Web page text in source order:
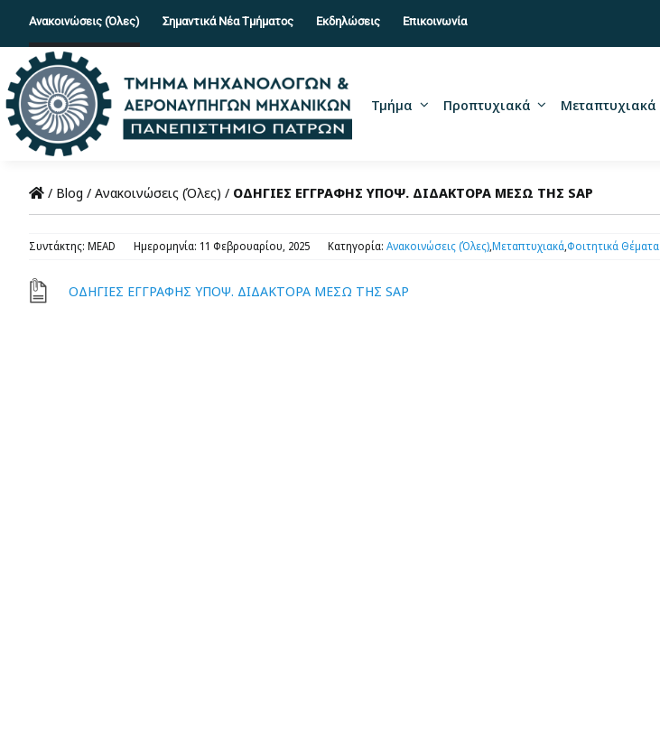
content
Ανακοινώσεις (Όλες) Σημαντικά Νέα Τμήματος Εκδηλώσεις Επικοινωνία
Τμήμα Προπτυχιακά Μεταπτυχιακά
/ Blog / Ανακοινώσεις (Όλες) / ΟΔΗΓΙΕΣ ΕΓΓΡΑΦΗΣ ΥΠΟΨ. ΔΙΔΑΚΤΟΡΑ ΜΕΣΩ ΤΗΣ SAP
Συντάκτης: MEAD Ημερομηνία: 11 Φεβρουαρίου, 2025 Κατηγορία: Ανακοινώσεις (Όλες),Μεταπτυχιακά,Φοιτητικά Θέματα
ΟΔΗΓΙΕΣ ΕΓΓΡΑΦΗΣ ΥΠΟΨ. ΔΙΔΑΚΤΟΡΑ ΜΕΣΩ ΤΗΣ SAP